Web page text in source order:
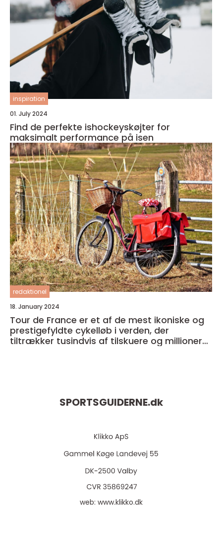
inspiration
01. July 2024
Find de perfekte ishockeyskøjter for
maksimalt performance på isen
redaktionel
18. January 2024
Tour de France er et af de mest ikoniske og
prestigefyldte cykelløb i verden, der
tiltrækker tusindvis af tilskuere og millioner
SPORTSGUIDERNE.dk
web: www.klikko.dk